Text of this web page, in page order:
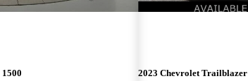
2023 Chevrolet Trailblazer